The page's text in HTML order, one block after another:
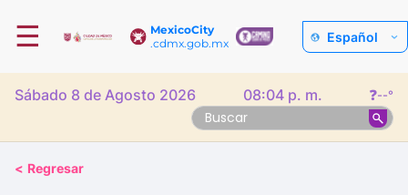
MexicoCity
.cdmx.gob.mx
☰ Español
Sábado 8 de Agosto 2026 08:04 p. m. ❓--°
< Regresar